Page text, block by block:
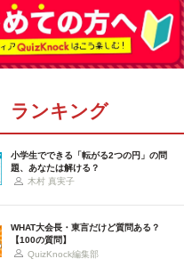
ランキング
小学生でできる「転がる2つの円」の問
題、あなたは解ける？
木村 真実子
WHAT大会長・東言だけど質問ある？
【100の質問】
QuizKnock編集部